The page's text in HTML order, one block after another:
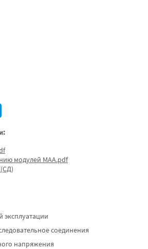
эксплуатации
соединения
напряжения
модулей МАА.pdf